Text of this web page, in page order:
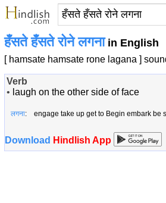
हँसते हँसते रोने लगनाin English
[ hamsate hamsate rone lagana ]
Verb
• laugh on the other side offace
लगना: engage take up get to Begin embark be
Download Hindlish App